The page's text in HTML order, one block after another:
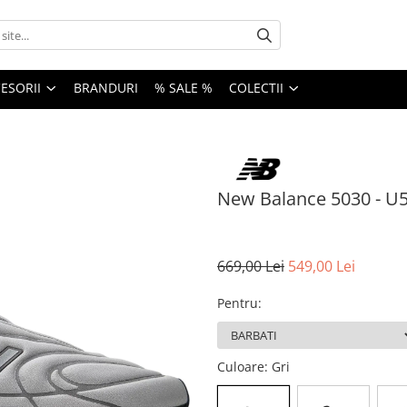
BRANDURI % SALE % COLECTII
New Balance 5030 -
669,00 Lei 549,00 Lei
Pentru:
Culoare: Gri